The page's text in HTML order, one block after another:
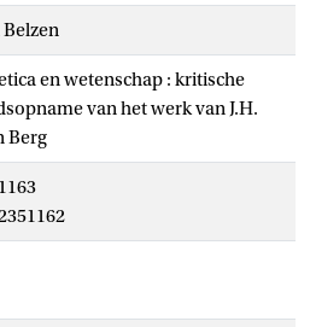
Belzen
en wetenschap : kritische
van het werk van J.H.
Berg